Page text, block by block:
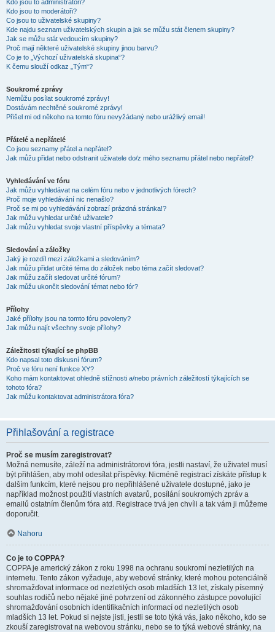
Kdo jsou to administrátoři?
Kdo jsou to moderátoři?
Co jsou to uživatelské skupiny?
Kde najdu seznam uživatelských skupin a jak se můžu stát členem skupiny?
Jak se můžu stát vedoucím skupiny?
Proč mají některé uživatelské skupiny jinou barvu?
Co je to „Výchozí uživatelská skupina“?
K čemu slouží odkaz „Tým“?
Soukromé zprávy
Nemůžu posílat soukromé zprávy!
Dostávám nechtěné soukromé zprávy!
Přišel mi od někoho na tomto fóru nevyžádaný nebo urážlivý email!
Přátelé a nepřátelé
Co jsou seznamy přátel a nepřátel?
Jak můžu přidat nebo odstranit uživatele do/z mého seznamu přátel nebo nepřátel?
Vyhledávání ve fóru
Jak můžu vyhledávat na celém fóru nebo v jednotlivých fórech?
Proč moje vyhledávání nic nenašlo?
Proč se mi po vyhledávání zobrazí prázdná stránka!?
Jak můžu vyhledat určité uživatele?
Jak můžu vyhledat svoje vlastní příspěvky a témata?
Sledování a záložky
Jaký je rozdíl mezi záložkami a sledováním?
Jak můžu přidat určité téma do záložek nebo téma začít sledovat?
Jak můžu začít sledovat určité fórum?
Jak můžu ukončit sledování témat nebo fór?
Přílohy
Jaké přílohy jsou na tomto fóru povoleny?
Jak můžu najít všechny svoje přílohy?
Záležitosti týkající se phpBB
Kdo napsal toto diskusní fórum?
Proč ve fóru není funkce XY?
Koho mám kontaktovat ohledně stížnosti a/nebo právních záležitostí týkajících se
tohoto fóra?
Jak můžu kontaktovat administrátora fóra?
Přihlašování a registrace
Proč se musím zaregistrovat?
Možná nemusíte, záleží na administrátorovi fóra, jestli nastaví, že uživatel musí
být přihlášen, aby mohl odesílat příspěvky. Nicméně registrací získáte přístup k
dalším funkcím, které nejsou pro nepřihlášené uživatele dostupné, jako je
například možnost použití vlastních avatarů, posílání soukromých zpráv a
emailů ostatním členům fóra atd. Registrace trvá jen chvíli a tak vám ji můžeme
doporučit.
Nahoru
Co je to COPPA?
COPPA je americký zákon z roku 1998 na ochranu soukromí nezletilých na
internetu. Tento zákon vyžaduje, aby webové stránky, které mohou potenciálně
shromažďovat informace od nezletilých osob mladších 13 let, získaly písemný
souhlas rodičů nebo nějaké jiné potvrzení od zákonného zástupce povolující
shromažďování osobních identifikačních informací od nezletilých osob
mladších 13 let. Pokud si nejste jisti, jestli se toto týká vás, jako někoho, kdo se
zkouší zaregistrovat na webovou stránku, nebo se to týká webové stránky, na